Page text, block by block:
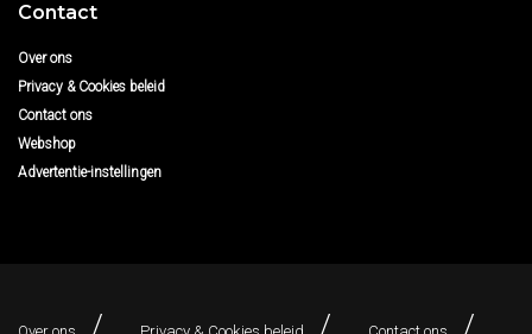
Contact
Over ons
Privacy & Cookies beleid
Contact ons
Webshop
Advertentie-instellingen